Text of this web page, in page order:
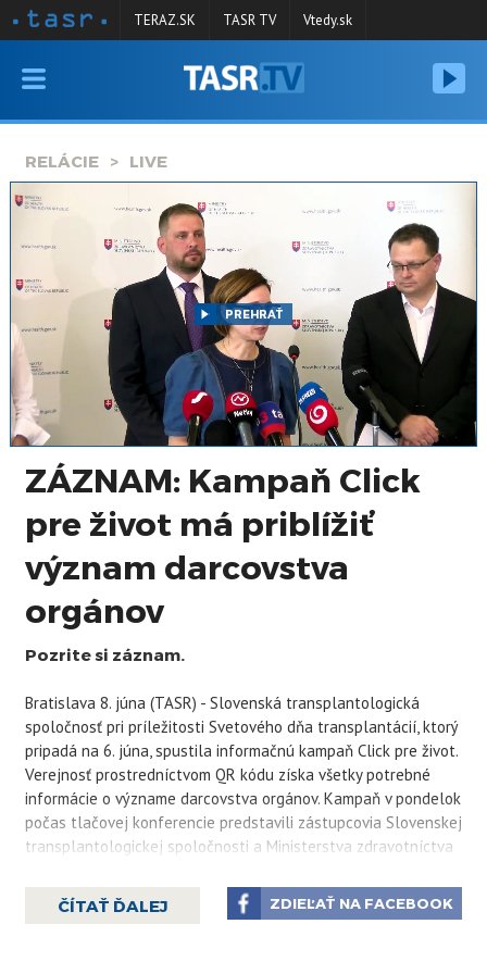
VYSIELANIE
SPRAVODAJSTVO
TERAZ.SK TASR TV Vtedy.sk
RELÁCIE LIVE
PREHRAŤ
ZÁZNAM: Kampaň Click
pre život má priblížiť
význam darcovstva
orgánov
Pozrite si záznam.
Bratislava 8. júna (TASR) - Slovenská transplantologická
spoločnosť pri príležitosti Svetového dňa transplantácií, ktorý
pripadá na 6. júna, spustila informačnú kampaň Clickpre život.
Verejnosť prostredníctvom QR kódu získa všetky potrebné
informácie o význame darcovstva orgánov. Kampaň v pondelok
počas tlačovej konferencie predstavili zástupcovia Slovenskej
transplantologickej spoločnosti a Ministerstva zdravotníctva
Na Slovensku bolo od začiatku roka 2025 evidovaných
spolu 91 darcov orgánov, z toho 65 mŕtvych a 26 živých darcov.
ČÍTAŤ ĎALEJ ZDIEĽAŤ NA FACEBOOK